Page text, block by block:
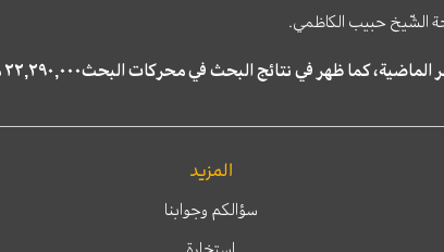
الشّيخ حبيب الكاظمي.
المزيد
سؤالكم وجوابنا